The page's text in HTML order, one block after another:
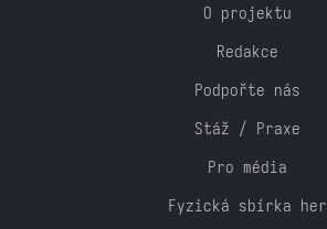
O projektu
Redakce
Podpořte nás
Stáž / Praxe
Pro média
Fyzická sbírka her